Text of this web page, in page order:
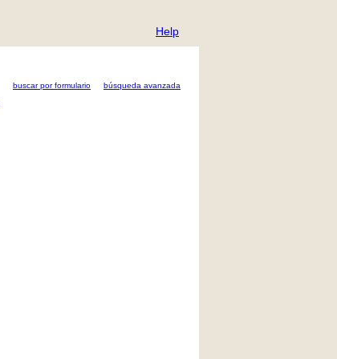
Help
buscar por formulario búsqueda avanzada